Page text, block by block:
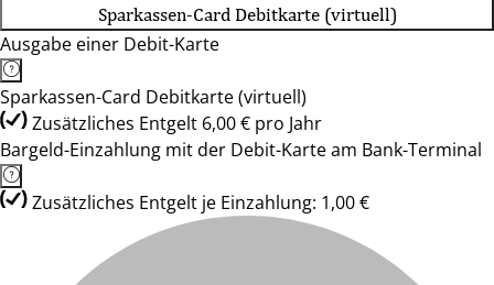
Sparkassen-Card Debitkarte (virtuell)
Ausgabe einer Debit-Karte
Sparkassen-Card Debitkarte (virtuell)
Zusätzliches Entgelt 6,00 € pro Jahr
Bargeld-Einzahlung mit der Debit-Karte am Bank-Terminal
Zusätzliches Entgelt je Einzahlung: 1,00 €